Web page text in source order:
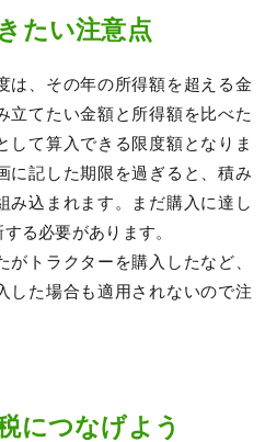
たい注意点
は、その年の所得額を超える金
立てたい金額と所得額を比べた
して算入できる限度額となりま
に記した期限を過ぎると、積み
み込まれます。まだ購入に達し
る必要があります。
トラクターを購入したなど、
した場合も適用されないので注
につなげよう